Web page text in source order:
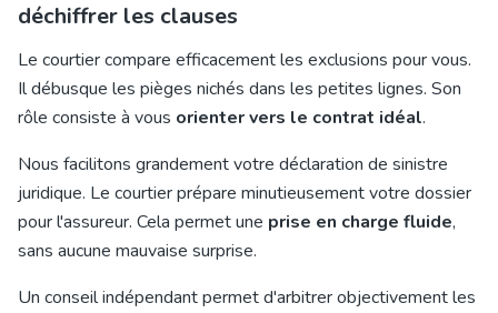
déchiffrer les clauses
Le courtier compare efficacement les exclusions pour vous.
Il débusque les pièges nichés dans les petites lignes. Son
rôle consiste à vous orienter vers le contrat idéal.
Nous facilitons grandement votre déclaration de sinistre
juridique. Le courtier prépare minutieusement votre dossier
pour l'assureur. Cela permet une prise en charge fluide,
sans aucune mauvaise surprise.
Un conseil indépendant permet d'arbitrer objectivement les